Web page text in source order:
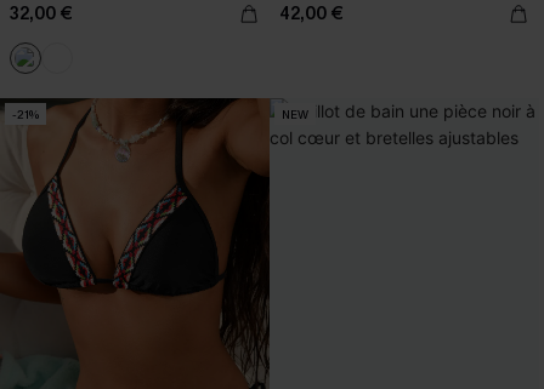
32,00 € 42,00 €
-21% NEW